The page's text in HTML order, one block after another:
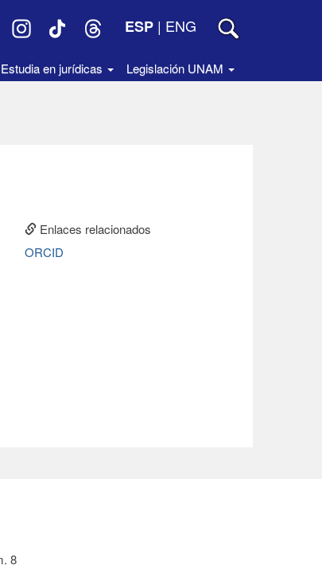
ESP | ENG
Estudia en jurídicas Legislación UNAM
Enlaces relacionados
ORCID
8